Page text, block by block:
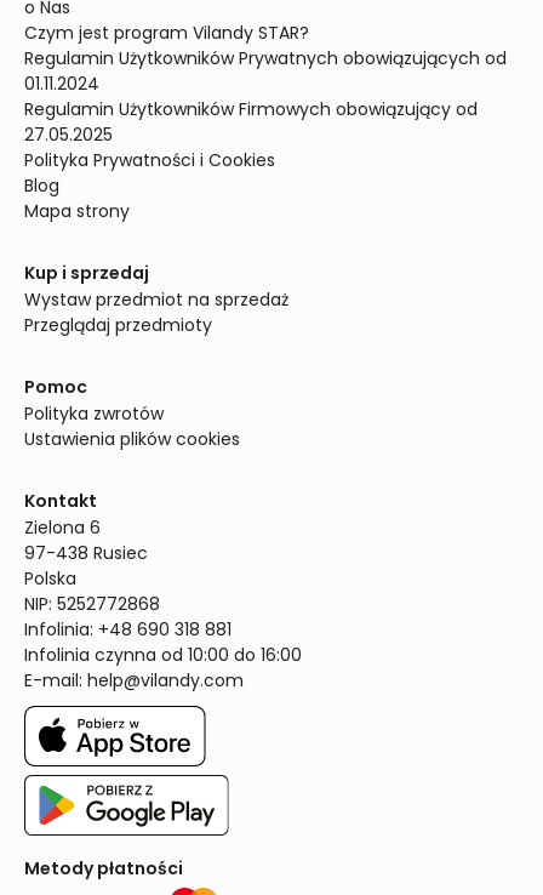
o Nas
Czym jest program Vilandy STAR?
Regulamin Użytkowników Prywatnych obowiązujących od
01.11.2024
Regulamin Użytkowników Firmowych obowiązujący od
27.05.2025
Polityka Prywatności i Cookies
Blog
Mapa strony
Kup i sprzedaj
Wystaw przedmiot na sprzedaż
Przeglądaj przedmioty
Pomoc
Polityka zwrotów
Ustawienia plików cookies
Kontakt
Zielona 6
97-438 Rusiec
Polska
NIP: 5252772868
Infolinia: +48 690 318 881
Infolinia czynna od 10:00 do 16:00
E-mail: help@vilandy.com
Metody płatności